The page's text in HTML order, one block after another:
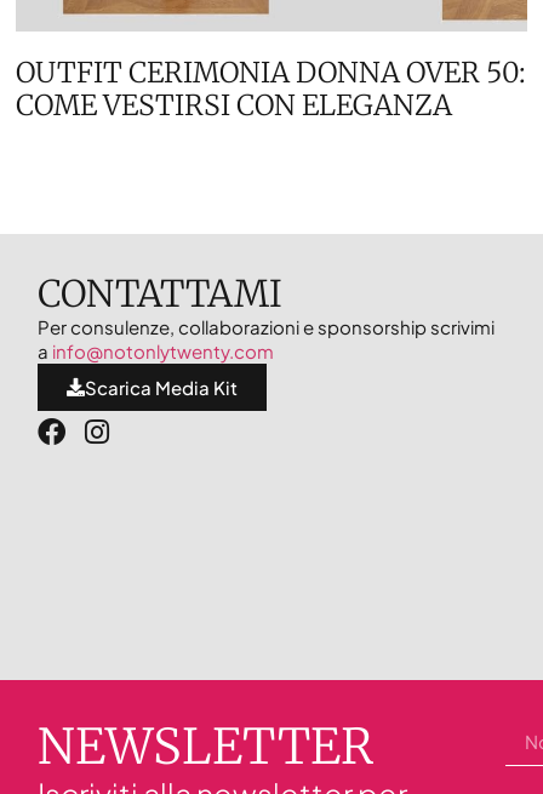
OUTFIT CERIMONIA DONNA OVER 50:
COME VESTIRSI CON ELEGANZA
CONTATTAMI
Per consulenze, collaborazioni e sponsorship scrivimi
a info@notonlytwenty.com
Scarica Media Kit
NEWSLETTER